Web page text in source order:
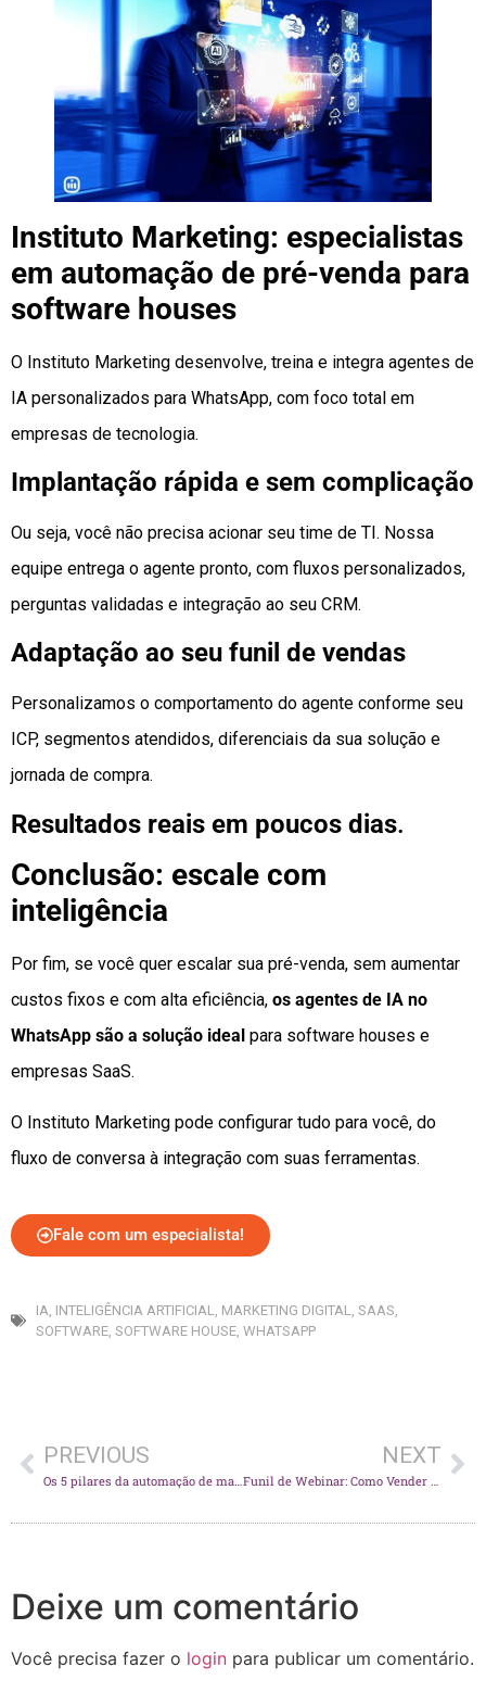
Instituto Marketing: especialistas
em automação de pré-venda para
software houses
O Instituto Marketing desenvolve, treina e integra agentes de
IA personalizados para WhatsApp, com foco total em
empresas de tecnologia.
Implantação rápida e sem complicação
Ou seja, você não precisa acionar seu time de TI. Nossa
equipe entrega o agente pronto, com fluxos personalizados,
perguntas validadas e integração ao seu CRM.
Adaptação ao seu funil de vendas
Personalizamos o comportamento do agente conforme seu
ICP, segmentos atendidos, diferenciais da sua solução e
jornada de compra.
Resultados reais em poucos dias.
Conclusão: escale com
inteligência
Por fim, se você quer escalar sua pré-venda, sem aumentar
custos fixos e com alta eficiência, os agentes de IA no
WhatsApp são a solução ideal para software houses e
empresas SaaS.
O Instituto Marketing pode configurar tudo para você, do
fluxo de conversa à integração com suas ferramentas.
Fale com um especialista!
IA INTELIGÊNCIA ARTIFICIAL MARKETING DIGITAL SAAS
SOFTWARE SOFTWARE HOUSE WHATSAPP
PREVIOUS NEXT
Deixe um comentário
Você precisa fazer o login para publicar um comentário.